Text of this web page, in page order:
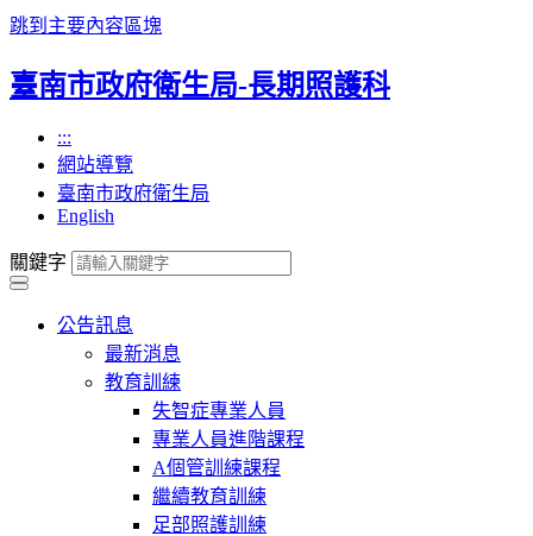
跳到主要內容區塊
臺南市政府衛生局-長期照護科
:::
網站導覽
臺南市政府衛生局
English
關鍵字
公告訊息
最新消息
教育訓練
失智症專業人員
專業人員進階課程
A個管訓練課程
繼續教育訓練
足部照護訓練